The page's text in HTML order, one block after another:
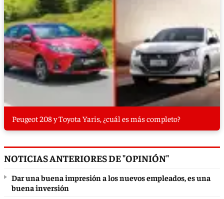
Peugeot 208 y Toyota Yaris, ¿cuál es más completo?
NOTICIAS ANTERIORES DE "OPINIÓN"
Dar una buena impresión a los nuevos empleados, es una
buena inversión